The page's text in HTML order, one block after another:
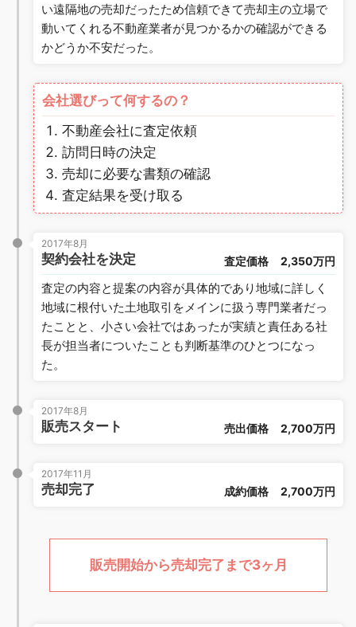
い遠隔地の売却だったため信頼できて売却主の立場で
動いてくれる不動産業者が見つかるかの確認ができる
かどうか不安だった。
会社選びって何するの？
不動産会社に査定依頼
訪問日時の決定
売却に必要な書類の確認
査定結果を受け取る
2017年8月
契約会社を決定 査定価格 2,350万円
査定の内容と提案の内容が具体的であり地域に詳しく
地域に根付いた土地取引をメインに扱う専門業者だっ
たことと、小さい会社ではあったが実績と責任ある社
長が担当者についたことも判断基準のひとつになっ
た。
2017年8月
販売スタート 売出価格 2,700万円
2017年11月
売却完了 成約価格 2,700万円
販売開始から売却完了まで3ヶ月